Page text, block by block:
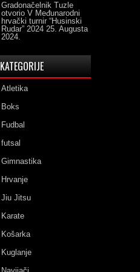
Gradonačelnik Tuzle
otvorio V Međunarodni
hrvački turnir “Husinski
Rudar” 2024 25. Augusta
2024.
KATEGORIJE
Atletika
Boks
Fudbal
futsal
Gimnastika
Hrvanje
Jiu Jitsu
Karate
Košarka
Kuglanje